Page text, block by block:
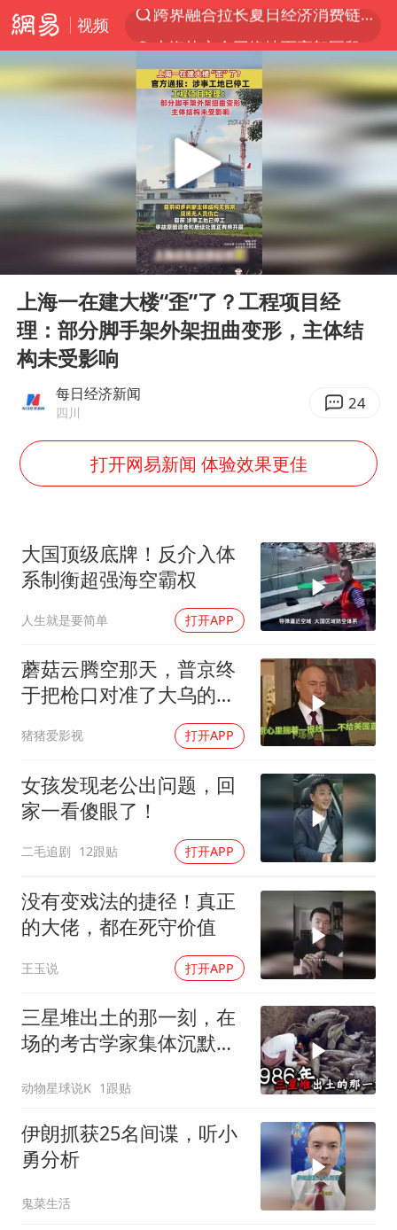
视频
上海轨交全网络地面高架区段限速运行
白海豚逼近浙闽沿海
拜登前列腺癌恶化
上海暴雨红色预警
2026年7月份居民消费价格同比上涨0.5%
伯克希尔净买入约200亿美元股票
“伊斯兰版北约”出现
武契奇会见泽连斯基有何意图
上海大部迎大暴雨
构建更高水平的全民健身公共服务体系
Play
00:00 00:09
上海一在建大楼“歪”了？工程项目经
理：部分脚手架外架扭曲变形，主体结
构未受影响
每日经济新闻
四川 24
打开网易新闻 体验效果更佳
大国顶级底牌！反介入体
系制衡超强海空霸权
人生就是要简单 打开APP
蘑菇云腾空那天，普京终
于把枪口对准了大乌的军
猪猪爱影视 打开APP
女孩发现老公出问题，回
家一看傻眼了！
二毛追剧 12跟贴 打开APP
没有变戏法的捷径！真正
的大佬，都在死守价值
王玉说 打开APP
三星堆出土的那一刻，在
场的考古学家集体沉默
动物星球说K 1跟贴
伊朗抓获25名间谍，听小
勇分析
鬼菜生活